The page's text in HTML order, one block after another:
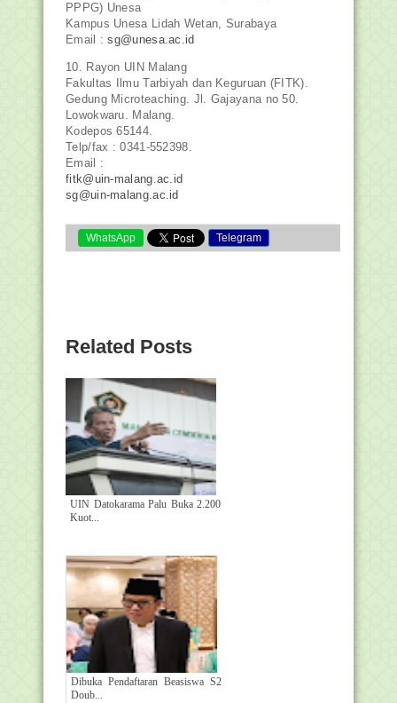
PPPG) Unesa
Kampus Unesa Lidah Wetan, Surabaya
Email :sg@unesa.ac.id
10. Rayon UIN Malang
Fakultas Ilmu Tarbiyah dan Keguruan (FITK).
Gedung Microteaching. Jl. Gajayana no 50.
Lowokwaru. Malang.
Kodepos 65144.
Telp/fax : 0341-552398.
Email :
fitk@uin-malang.ac.id
sg@uin-malang.ac.id
WhatsApp Telegram
Related Posts
UIN Datokarama Palu Buka 2.200
Kuot...
Dibuka Pendaftaran Beasiswa S2
Doub...